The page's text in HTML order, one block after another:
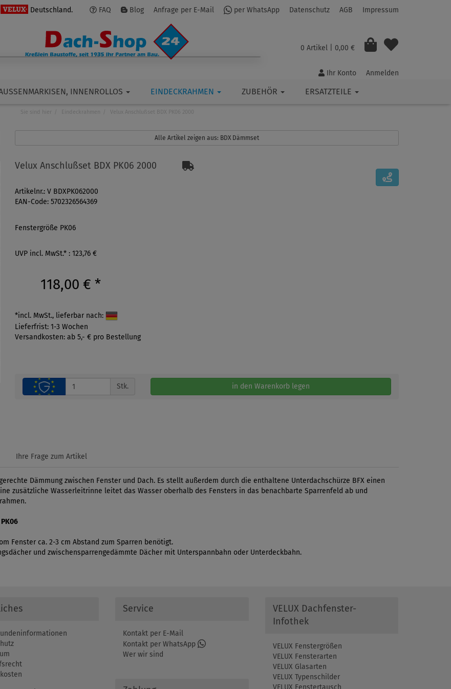
Deutschland. FAQ Blog Anfrage per E-Mail per WhatsApp Datenschutz AGB Impressum
0 Artikel | 0,00 €
Ihr Konto Anmelden
INNENROLLOS EINDECKRAHMEN ZUBEHÖR ERSATZTEILE
Sie sind hier Eindeckrahmen Velux Anschlußset BDX PK06 2000
Alle Artikel zeigen aus: BDX Dämmset
Velux Anschlußset BDX PK06 2000
Artikelnr.: V BDXPK062000
EAN-Code: 5702326564369
Fenstergröße PK06
UVP incl. MwSt.* : 123,76 €
118,00 € *
*incl. MwSt., lieferbar nach:
Lieferfrist: 1-3 Wochen
Versandkosten: ab 5,- € pro Bestellung
Stk. in den Warenkorb legen
Ihre Frage zum Artikel
Dämmung zwischen Fenster und Dach. Es stellt außerdem durch die enthaltene Unterdachschürze BFX einen
zusätzliche Wasserleitrinne leitet das Wasser oberhalb des Fensters in das benachbarte Sparrenfeld ab und
Fenster ca. 2-3 cm Abstand zum Sparren benötigt.
und zwischensparrengedämmte Dächer mit Unterspannbahn oder Unterdeckbahn.
Service
Kontakt per E-Mail
Kontakt per WhatsApp
Wer wir sind
VELUX Dachfenster-
Infothek
VELUX Fenstergrößen
VELUX Fensterarten
VELUX Glasarten
VELUX Typenschilder